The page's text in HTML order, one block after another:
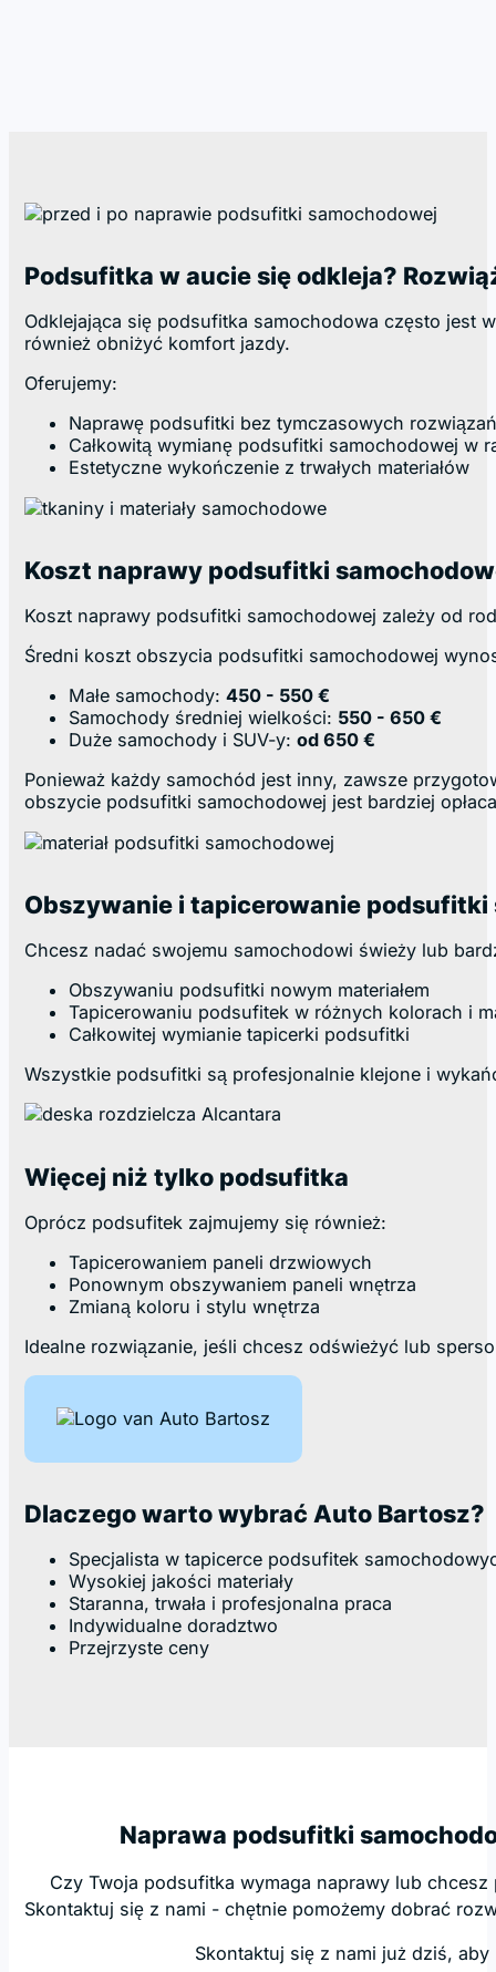
Podsufitka w aucie się odkleja?
Odklejająca się podsufitka samochodowa często jest
również obniżyć komfort jazdy.
Oferujemy:
Naprawę podsufitki bez tymczasowych rozwiązań
Całkowitą wymianę podsufitki samochodowej w
Estetyczne wykończenie z trwałych materiałów
Koszt naprawy podsufitki
Koszt naprawy podsufitki samochodowej zależy od
Średni koszt obszycia podsufitki samochodowej
Małe samochody: 450 - 550 €
Samochody średniej wielkości: 550 - 650 €
Duże samochody i SUV-y: od 650 €
Ponieważ każdy samochód jest inny, zawsze
obszycie podsufitki samochodowej jest bardziej
Obszywanie i tapicerowanie podsufitki
Chcesz nadać swojemu samochodowi świeży lub
Obszywaniu podsufitki nowym materiałem
Tapicerowaniu podsufitek w różnych kolorach i
Całkowitej wymianie tapicerki podsufitki
Wszystkie podsufitki są profesjonalnie klejone i
Więcej niż tylko podsufitka
Oprócz podsufitek zajmujemy się również:
Tapicerowaniem paneli drzwiowych
Ponownym obszywaniem paneli wnętrza
Zmianą koloru i stylu wnętrza
Idealne rozwiązanie, jeśli chcesz odświeżyć lub
Dlaczego warto wybrać Auto Bartosz?
Specjalista w tapicerce podsufitek
Wysokiej jakości materiały
Staranna, trwała i profesjonalna praca
Indywidualne doradztwo
Przejrzyste ceny
Naprawa podsufitki
Czy Twoja podsufitka wymaga naprawy lub
Skontaktuj się z nami - chętnie pomożemy dobrać
Skontaktuj się z nami już dziś,